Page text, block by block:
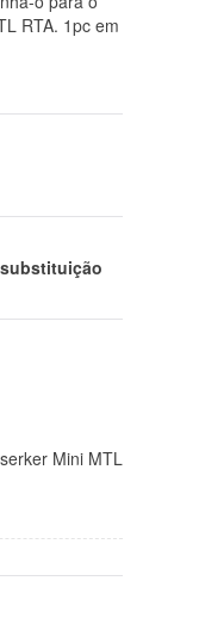
RTA. 1pc em
Mini MTL